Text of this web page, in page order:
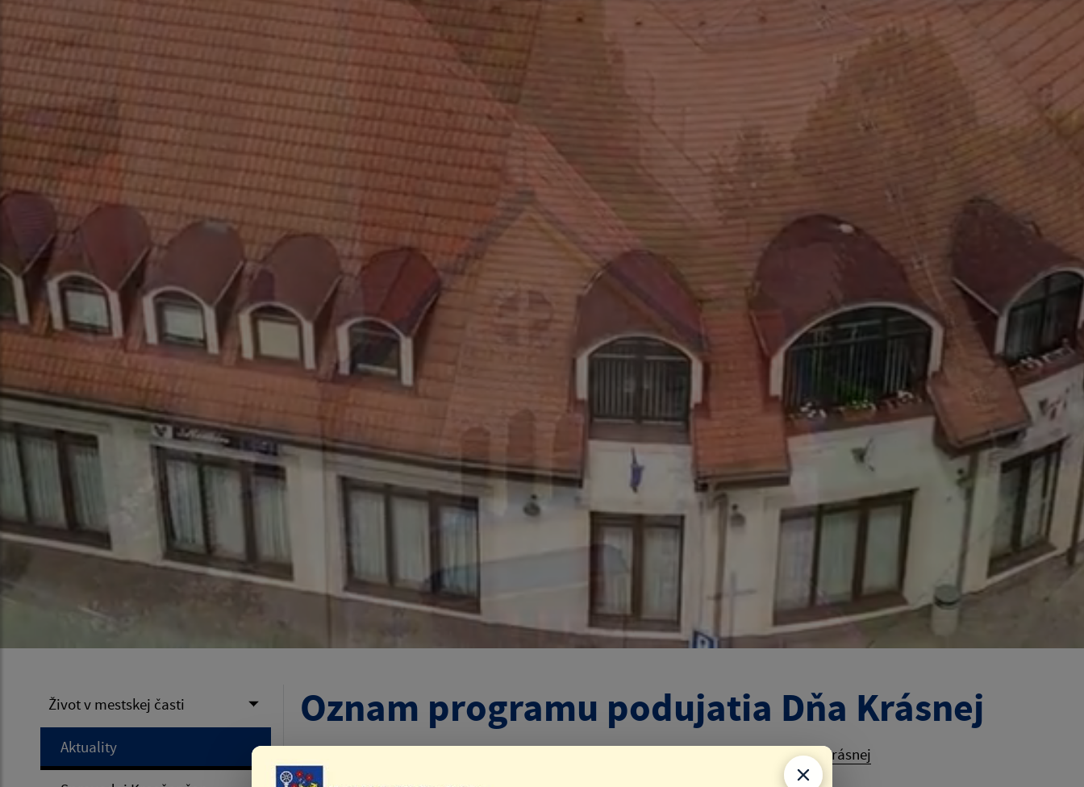
Život v mestskej časti
Aktuality
Oznam programu podujatia Dňa Krásnej
Oznam programu podujatia Dňa Krásnej